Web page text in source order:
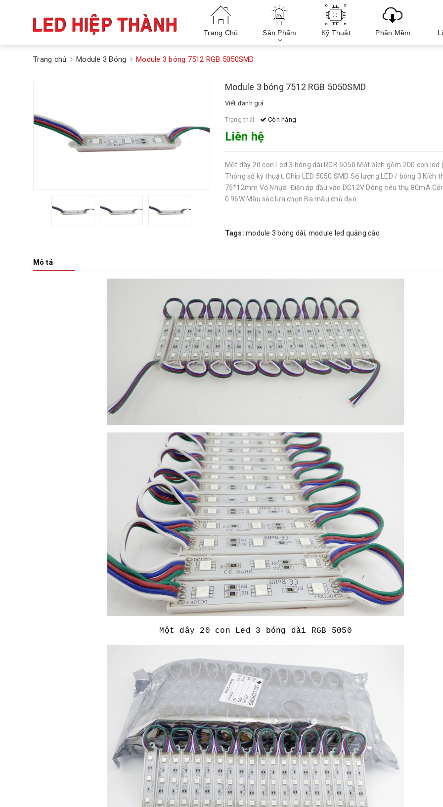
Trang Chủ Sản Phẩm Kỹ Thuật Phần Mềm
Trang chủ Module 3 Bóng Module 3 bóng 7512 RGB 5050SMD
Module 3 bóng 7512 RGB 5050SMD
Viết đánh giá
Trạng thái: Còn hàng
Liên hệ
Một dây 20 con Led 3 bóng dài RGB 5050 Một bịch gồm 200 con led
Thông số kỹ thuật: Chip LED 5050 SMD Số lượng LED / bóng 3 Kích
75*12mm Vỏ Nhựa Điện áp đầu vào DC12V Dòng tiêu thụ 80mA
0.96W Màu sắc lựa chọn Ba màu chủ đạo:...
Tags: module 3 bóng dài, module led quảng cáo
Mô tả
Một dây 20 con Led 3 bóng dài RGB 5050